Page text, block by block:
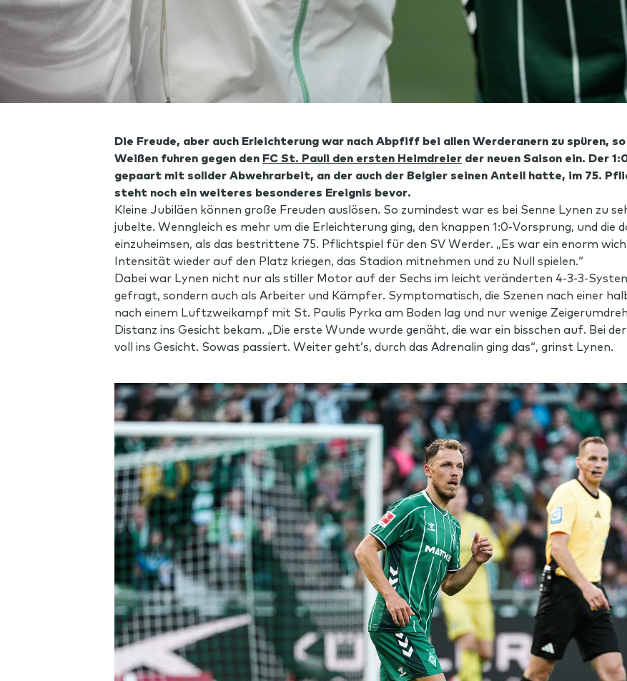
Die Freude, aber auch Erleichterung war nach Abpfiff bei allen Werderanern zu spüren, so
Weißen fuhren gegen den FC St. Pauli den ersten Heimdreier der neuen Saison ein. Der
gepaart mit solider Abwehrarbeit, an der auch der Belgier seinen Anteil hatte, im 75.
steht noch ein weiteres besonderes Ereignis bevor.
Kleine Jubiläen können große Freuden auslösen. So zumindest war es bei Senne Lynen zu
jubelte. Wenngleich es mehr um die Erleichterung ging, den knappen 1:0-Vorsprung, und die
einzuheimsen, als das bestrittene 75. Pflichtspiel für den SV Werder. „Es war ein enorm
Intensität wieder auf den Platz kriegen, das Stadion mitnehmen und zu Null spielen.“
Dabei war Lynen nicht nur als stiller Motor auf der Sechs im leicht veränderten 4-3-3-
gefragt, sondern auch als Arbeiter und Kämpfer. Symptomatisch, die Szenen nach einer
nach einem Luftzweikampf mit St. Paulis Pyrka am Boden lag und nur wenige
Distanz ins Gesicht bekam. „Die erste Wunde wurde genäht, die war ein bisschen auf. Bei
voll ins Gesicht. Sowas passiert. Weiter geht’s, durch das Adrenalin ging das“, grinst Lynen.